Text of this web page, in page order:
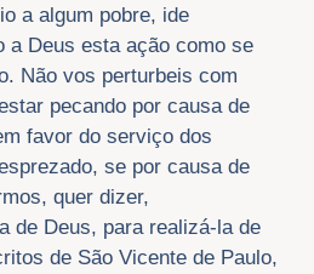
a algum pobre, ide
a Deus esta ação como se
Não vos perturbeis com
pecando por causa de
favor do serviço dos
se por causa de
quer dizer,
de Deus, para realizá-la de
de São Vicente de Paulo,